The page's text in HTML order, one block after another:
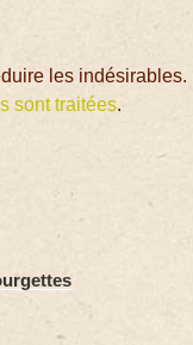
les indésirables.
sont traitées.